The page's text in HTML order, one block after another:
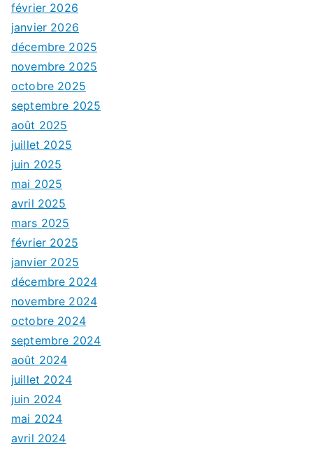
février 2026
janvier 2026
décembre 2025
novembre 2025
octobre 2025
septembre 2025
août 2025
juillet 2025
juin 2025
mai 2025
avril 2025
mars 2025
février 2025
janvier 2025
décembre 2024
novembre 2024
octobre 2024
septembre 2024
août 2024
juillet 2024
juin 2024
mai 2024
avril 2024